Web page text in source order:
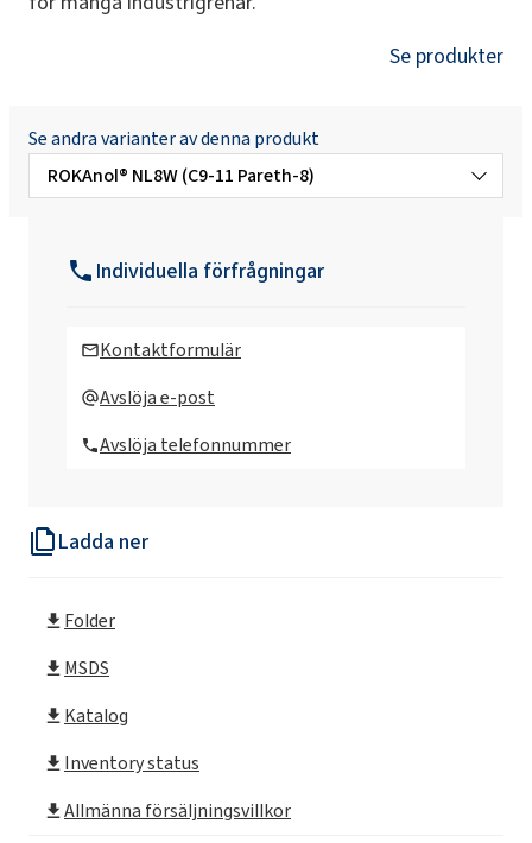
Ladda ner
Folder
MSDS
Katalog
Inventory status
Allmänna försäljningsvillkor
Se produkter
Se andra varianter av denna produkt
ROKAnol® NL8W (C9-11 Pareth-8)
ROKAnol®NL4 (Alkohol C9-11, etoxylerad)
ROKAnol®NL6 (C9-11 alkohol, etoxylerad)
etoxylerad)
Individuella förfrågningar
Kontaktformulär
Avslöja e-post
Avslöja telefonnummer